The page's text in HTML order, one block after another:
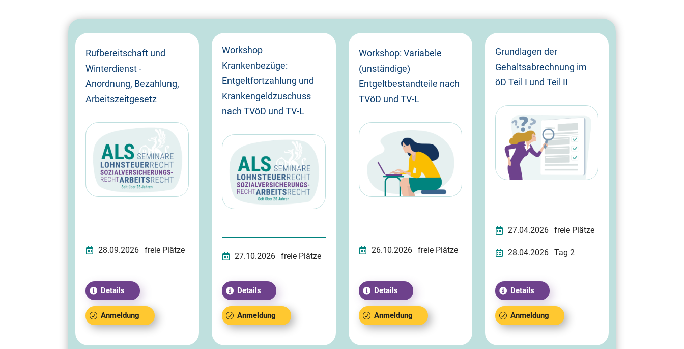
Rufbereitschaft und
Winterdienst -
Anordnung, Bezahlung,
Arbeitszeitgesetz
28.09.2026 freie Plätze
Details
Anmeldung
Workshop
Krankenbezüge:
Entgeltfortzahlung und
Krankengeldzuschuss
nach TVöD und TV-L
27.10.2026 freie Plätze
Details
Anmeldung
Workshop: Variabele
(unständige)
Entgeltbestandteile nach
TVöD und TV-L
26.10.2026 freie Plätze
Details
Anmeldung
Grundlagen der
Gehaltsabrechnung im
öD Teil I und Teil II
27.04.2026 freie Plätze
28.04.2026 Tag 2
Details
Anmeldung